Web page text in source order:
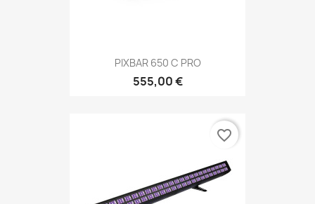
PIXBAR 650 C PRO
555,00 €
favorite_border